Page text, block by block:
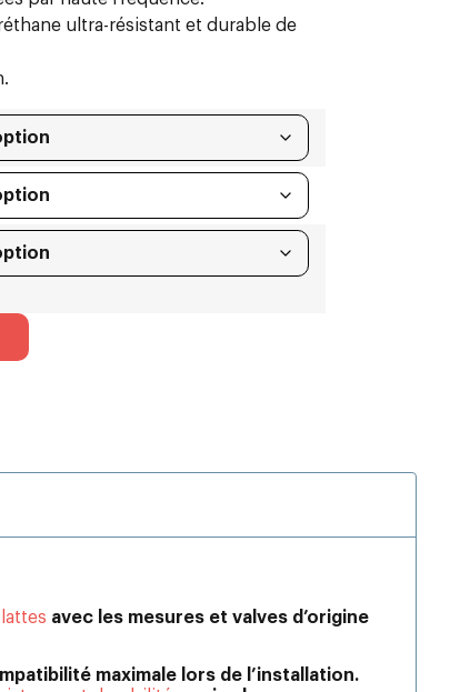
ultra-résistant et durable de
avec les mesures et valves d’origine
maximale lors de l’installation.